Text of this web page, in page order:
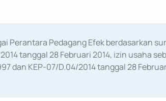
Perantara Pedagang Efek berdasarkan
tanggal 28 Februari 2014, izin usaha
dan KEP-07/D.04/2014 tanggal 28